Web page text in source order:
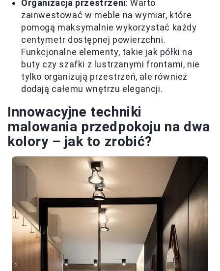
Organizacja przestrzeni: Warto
zainwestować w meble na wymiar, które
pomogą maksymalnie wykorzystać każdy
centymetr dostępnej powierzchni.
Funkcjonalne elementy, takie jak półki na
buty czy szafki z lustrzanymi frontami, nie
tylko organizują przestrzeń, ale również
dodają całemu wnętrzu elegancji.
Innowacyjne techniki
malowania przedpokoju na dwa
kolory – jak to zrobić?